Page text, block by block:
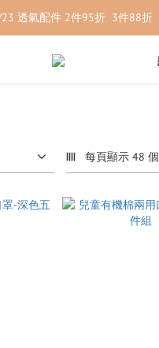
8/23 紳士內著 2件9折
透氣配件 2件95折  3件88折
28-8/23 紳士內著 2件9折
每頁顯示 48 個